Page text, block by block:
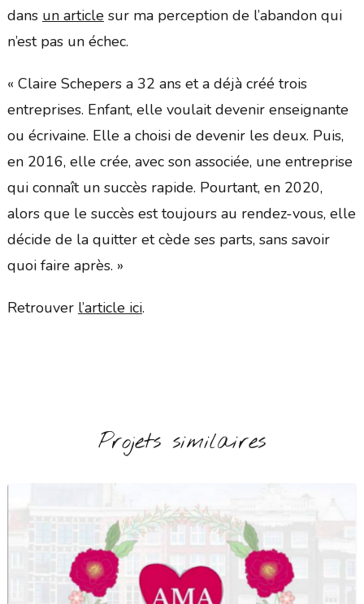
dans un article sur ma perception de l’abandon qui
n’est pas un échec.
« Claire Schepers a 32 ans et a déjà créé trois
entreprises. Enfant, elle voulait devenir enseignante
ou écrivaine. Elle a choisi de devenir les deux. Puis,
en 2016, elle crée, avec son associée, une entreprise
qui connaît un succès rapide. Pourtant, en 2020,
alors que le succès est toujours au rendez-vous, elle
décide de la quitter et cède ses parts, sans savoir
quoi faire après. »
Retrouver l’article ici.
Projets similaires